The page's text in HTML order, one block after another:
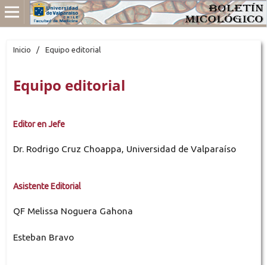
Inicio / Equipo editorial
Equipo editorial
Editor en Jefe
Dr. Rodrigo Cruz Choappa, Universidad de Valparaíso
Asistente Editorial
QF Melissa Noguera Gahona
Esteban Bravo